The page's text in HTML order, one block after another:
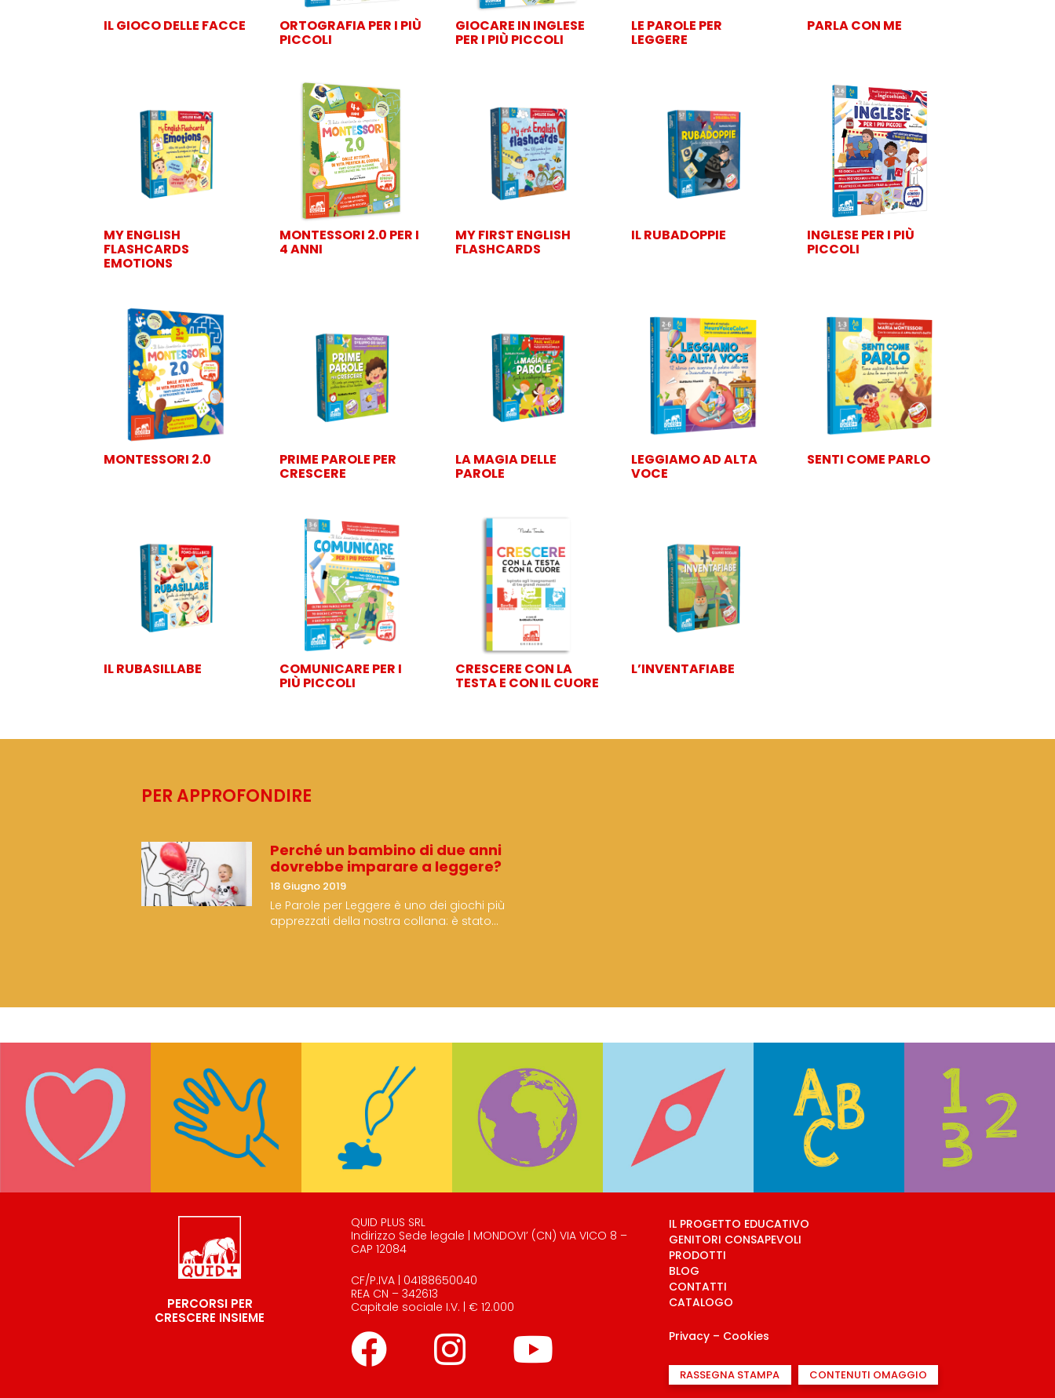
IL GIOCO DELLE FACCE ORTOGRAFIA PER I PIÙ
PICCOLI
GIOCARE IN INGLESE
PER I PIÙ PICCOLI
LE PAROLE PER
LEGGERE
PARLA CON ME
MY ENGLISH
FLASHCARDS
EMOTIONS
MONTESSORI 2.0 PER I
4 ANNI
MY FIRST ENGLISH
FLASHCARDS
IL RUBADOPPIE INGLESE PER I PIÙ
PICCOLI
MONTESSORI 2.0 PRIME PAROLE PER
CRESCERE
LA MAGIA DELLE
PAROLE
LEGGIAMO AD ALTA
VOCE
SENTI COME PARLO
IL RUBASILLABE COMUNICARE PER I
PIÙ PICCOLI
CRESCERE CON LA
TESTA E CON IL CUORE
L’INVENTAFIABE
PER APPROFONDIRE
Perché un bambino di due anni
dovrebbe imparare a leggere?
18 Giugno 2019
Le Parole per Leggere è uno dei giochi più
apprezzati della nostra collana: è stato…
PERCORSI PER
CRESCERE INSIEME
QUID PLUS SRL
Indirizzo Sede legale | MONDOVI’ (CN) VIA VICO 8 –
CAP 12084
CF/P.IVA | 04188650040
REA CN – 342613
Capitale sociale I.V. | € 12.000
IL PROGETTO EDUCATIVO
GENITORI CONSAPEVOLI
PRODOTTI
BLOG
CONTATTI
CATALOGO
Privacy – Cookies
RASSEGNA STAMPA CONTENUTI OMAGGIO